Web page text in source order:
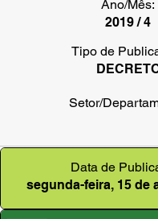
Ano/Mês:
2019 / 4
Tipo de
Setor/
Data de
segunda-feira, 15 de